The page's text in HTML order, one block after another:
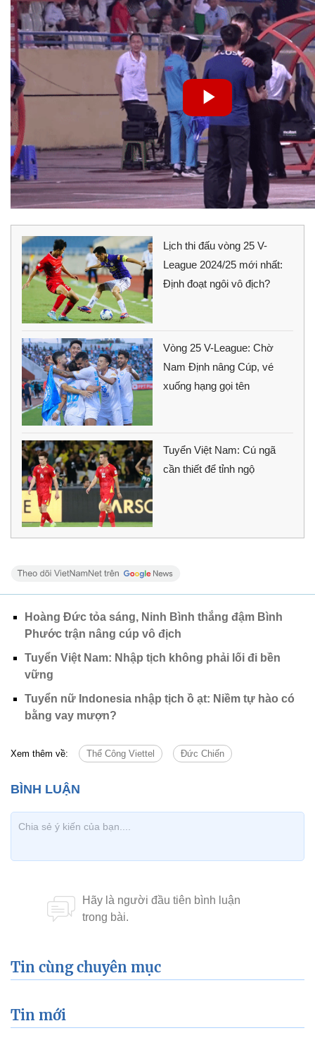
Lịch thi đấu vòng 25 V-
League 2024/25 mới nhất:
Định đoạt ngôi vô địch?
Vòng 25 V-League: Chờ
Nam Định nâng Cúp, vé
xuống hạng gọi tên
Tuyển Việt Nam: Cú ngã
cần thiết để tỉnh ngộ
Hoàng Đức tỏa sáng, Ninh Bình thắng đậm Bình
Phước trận nâng cúp vô địch
Tuyển Việt Nam: Nhập tịch không phải lối đi bền
vững
Tuyển nữ Indonesia nhập tịch ồ ạt: Niềm tự hào có
bằng vay mượn?
Xem thêm về: Thể Công Viettel Đức Chiến
Tin cùng chuyên mục
Tin mới